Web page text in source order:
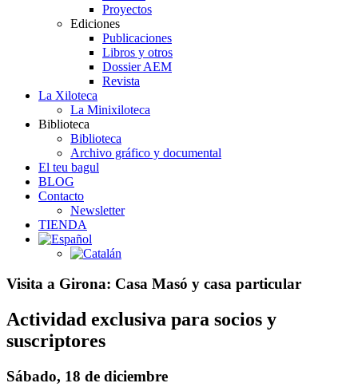
Proyectos
Ediciones
Publicaciones
Libros y otros
Dossier AEM
Revista
La Xiloteca
La Minixiloteca
Biblioteca
Biblioteca
Archivo gráfico y documental
El teu bagul
BLOG
Contacto
Newsletter
TIENDA
Visita a Girona: Casa Masó y casa particular
Actividad exclusiva para socios y
suscriptores
Sábado, 18 de diciembre